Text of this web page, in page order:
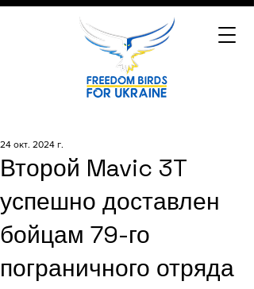
Второй Mavic 3T
успешно доставлен
бойцам 79-го
пограничного отряда
24 окт. 2024 г.